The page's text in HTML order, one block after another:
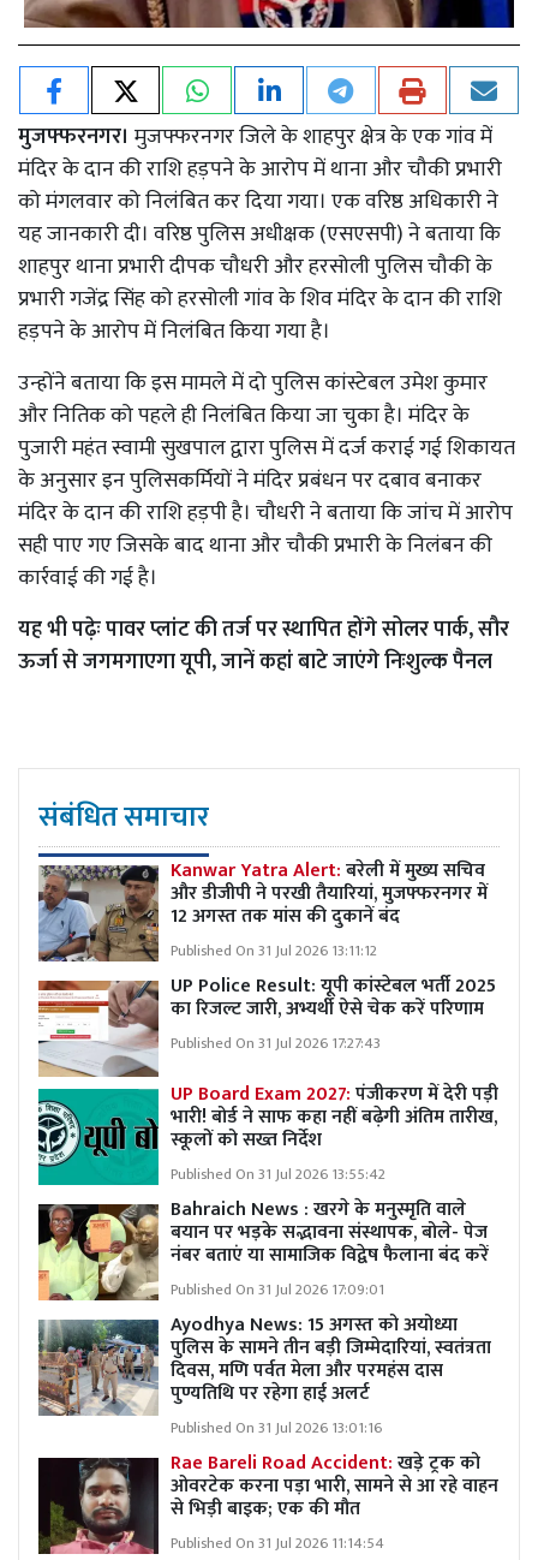
मुजफ्फरनगर। मुजफ्फरनगर जिले के शाहपुर क्षेत्र के एक गांव में
मंदिर के दान की राशि हड़पने के आरोप में थाना और चौकी प्रभारी
को मंगलवार को निलंबित कर दिया गया। एक वरिष्ठ अधिकारी ने
यह जानकारी दी। वरिष्ठ पुलिस अधीक्षक (एसएसपी) ने बताया कि
शाहपुर थाना प्रभारी दीपक चौधरी और हरसोली पुलिस चौकी के
प्रभारी गजेंद्र सिंह को हरसोली गांव के शिव मंदिर के दान की राशि
हड़पने के आरोप में निलंबित किया गया है।
उन्होंने बताया कि इस मामले में दो पुलिस कांस्टेबल उमेश कुमार
और नितिक को पहले ही निलंबित किया जा चुका है। मंदिर के
पुजारी महंत स्वामी सुखपाल द्वारा पुलिस में दर्ज कराई गई शिकायत
के अनुसार इन पुलिसकर्मियों ने मंदिर प्रबंधन पर दबाव बनाकर
मंदिर के दान की राशि हड़पी है। चौधरी ने बताया कि जांच में आरोप
सही पाए गए जिसके बाद थाना और चौकी प्रभारी के निलंबन की
कार्रवाई की गई है।
यह भी पढ़ेःपावर प्लांट की तर्ज पर स्थापित होंगे सोलर पार्क, सौर
ऊर्जा से जगमगाएगा यूपी, जानें कहां बाटे जाएंगे निःशुल्क पैनल
संबंधित समाचार
Kanwar Yatra Alert:बरेली में मुख्य सचिव
और डीजीपी ने परखी तैयारियां, मुजफ्फरनगर में
12 अगस्त तक मांस की दुकानें बंद
Published On 31 Jul 2026 13:11:12
UP Police Result: यूपी कांस्टेबल भर्ती 2025
का रिजल्ट जारी, अभ्यर्थी ऐसे चेक करें परिणाम
Published On 31 Jul 2026 17:27:43
UP Board Exam 2027:पंजीकरण में देरी पड़ी
भारी! बोर्ड ने साफ कहा नहीं बढ़ेगी अंतिम तारीख,
स्कूलों को सख्त निर्देश
Published On 31 Jul 2026 13:55:42
Bahraich News : खरगे के मनुस्मृति वाले
बयान पर भड़के सद्भावना संस्थापक, बोले- पेज
नंबर बताएं या सामाजिक विद्वेष फैलाना बंद करें
Published On 31 Jul 2026 17:09:01
Ayodhya News: 15 अगस्त को अयोध्या
पुलिस के सामने तीन बड़ी जिम्मेदारियां, स्वतंत्रता
दिवस, मणि पर्वत मेला और परमहंस दास
पुण्यतिथि पर रहेगा हाई अलर्ट
Published On 31 Jul 2026 13:01:16
Rae Bareli Road Accident:खड़े ट्रक को
ओवरटेक करना पड़ा भारी, सामने से आ रहे वाहन
से भिड़ी बाइक; एक की मौत
Published On 31 Jul 2026 11:14:54